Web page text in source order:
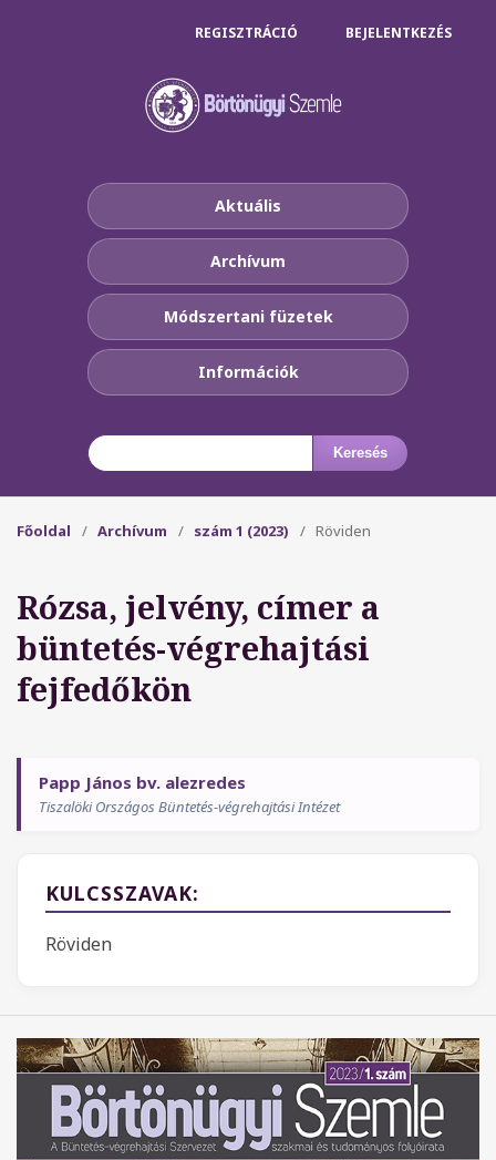
Aktuális
Archívum
Módszertani füzetek
Információk
Keresés
REGISZTRÁCIÓ BEJELENTKEZÉS
Főoldal / Archívum / szám 1 (2023) / Röviden
Rózsa, jelvény, címer a
büntetés-végrehajtási
fejfedőkön
Papp János bv. alezredes
Tiszalöki Országos Büntetés-végrehajtási Intézet
KULCSSZAVAK:
Röviden